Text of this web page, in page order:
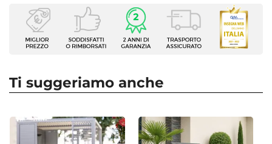
piogge o raggi solari e di utilizzare appositi
dispositivi per la cura e la manutenzione come le
cover protettive. È raccomandato, inoltre, non
Caratteristiche Generali
Tipologia
Set pranzo
Numero Elementi
Serie
Tulipano
Ti suggeriamo anche